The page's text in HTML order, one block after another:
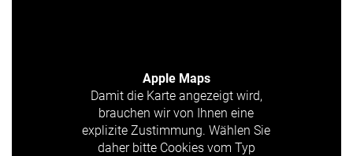
Apple Maps
Damit die Karte angezeigt wird,
brauchen wir von Ihnen eine
explizite Zustimmung. Wählen Sie
daher bitte Cookies vom Typ